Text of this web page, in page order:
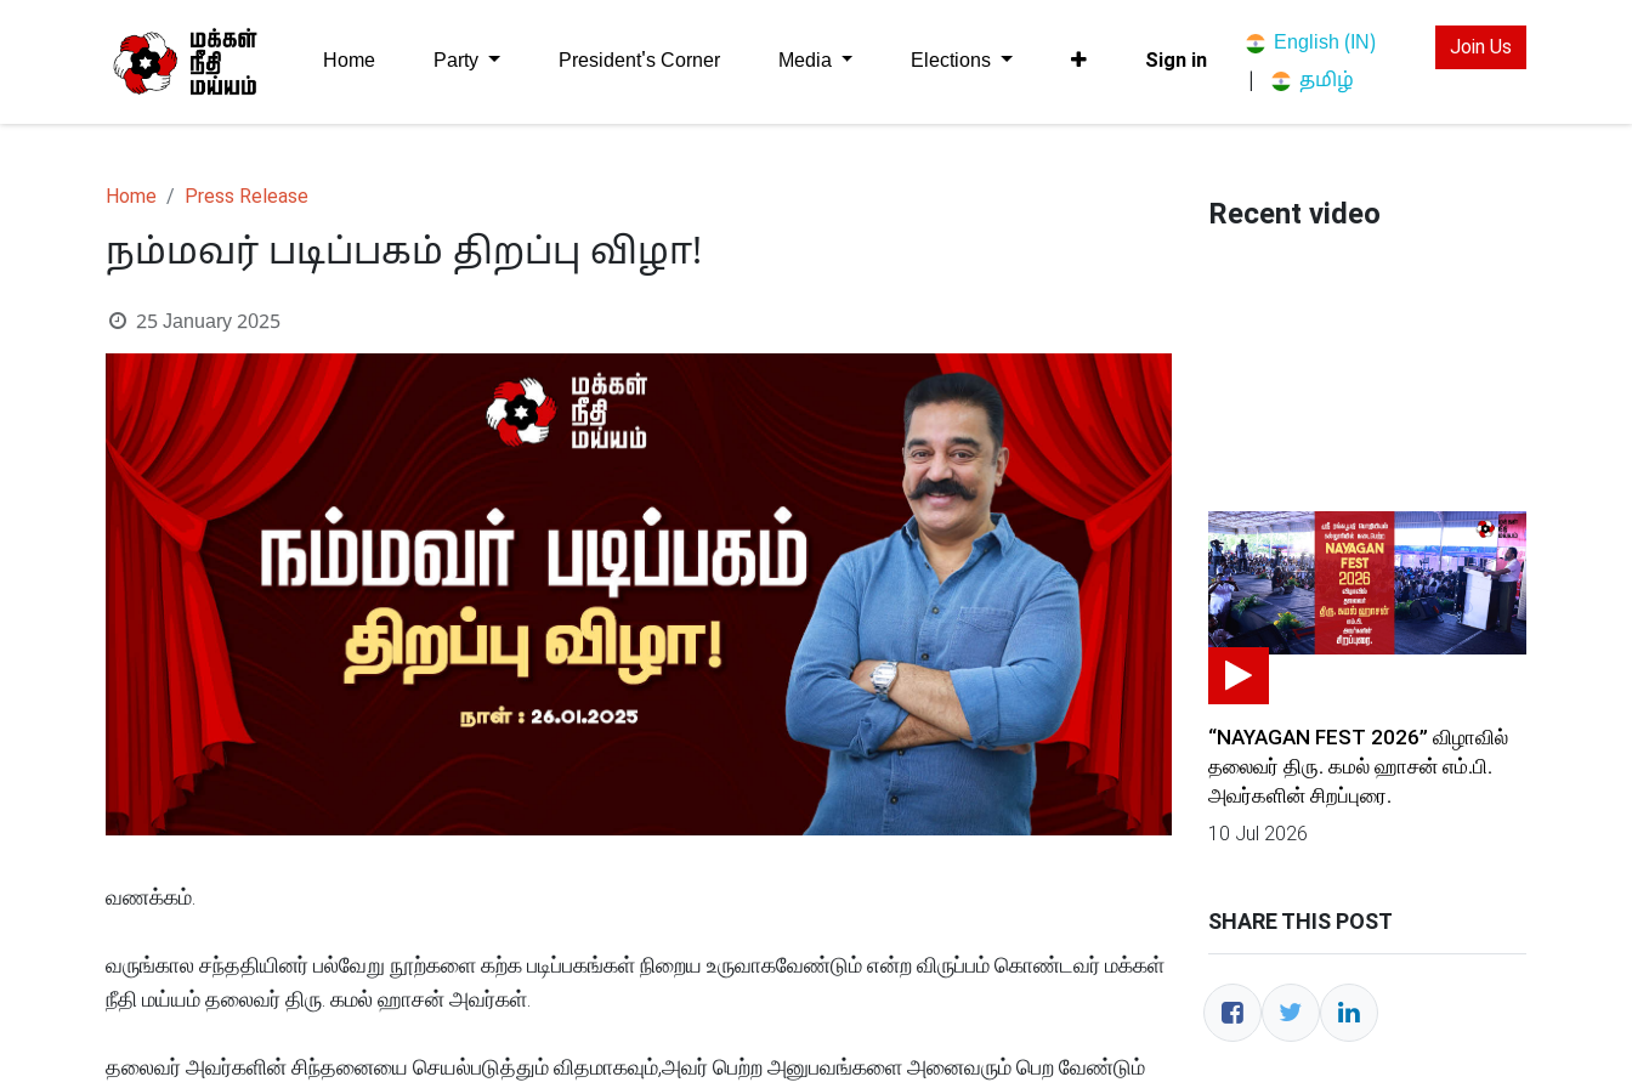
Home Party President's Corner Media Elections Sign in
English (IN)
தமிழ்
Join Us
Home Press Release
நம்மவர் படிப்பகம் திறப்பு விழா!
25 January 2025
வணக்கம்.
வருங்கால சந்ததியினர் பல்வேறு நூற்களை கற்க படிப்பகங்கள் நிறைய உருவாகவேண்டும் என்ற விருப்பம் கொண்டவர் மக்கள்
நீதி மய்யம் தலைவர் திரு. கமல் ஹாசன் அவர்கள்.
தலைவர் அவர்களின் சிந்தனையை செயல்படுத்தும் விதமாகவும்,அவர் பெற்ற அனுபவங்களை அனைவரும் பெற வேண்டும்
Recent video
“NAYAGAN FEST 2026” விழாவில்
தலைவர் திரு. கமல் ஹாசன் எம்.பி.
அவர்களின் சிறப்புரை.
10 Jul 2026
SHARE THIS POST